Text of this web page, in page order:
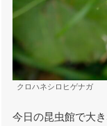
クロハネシロヒゲナガ
今日の昆虫館で大